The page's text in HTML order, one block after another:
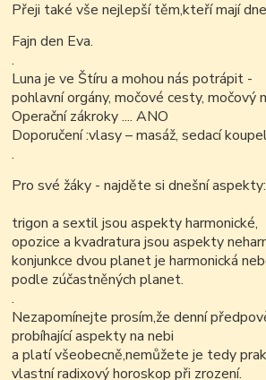
Přeji také vše nejlepší těm,kteří mají
Fajn den Eva.
.
Luna je ve Štíru a mohou nás potrápit -
pohlavní orgány, močové cesty, močový
Operační zákroky .... ANO
Doporučení :vlasy – masáž, sedací
.
Pro své žáky - najděte si dnešní aspekty:
trigon a sextil jsou aspekty harmonické,
opozice a kvadratura jsou aspekty
konjunkce dvou planet je harmonická
podle zúčastněných planet.
.
Nezapomínejte prosím,že denní
probíhající aspekty na nebi
a platí všeobecně,nemůžete je tedy
vlastní radixový horoskop při zrození.